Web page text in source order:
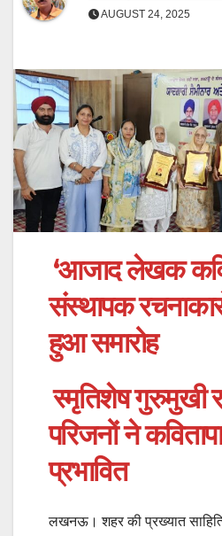
AUGUST 24, 2025
‘आजाद लेखक
संस्थापक
हुआ समारोह
स्मृतिशेष गुरुमुखी
परिजनों ने
प्रभावित
लखनऊ। शहर की प्रख्यात